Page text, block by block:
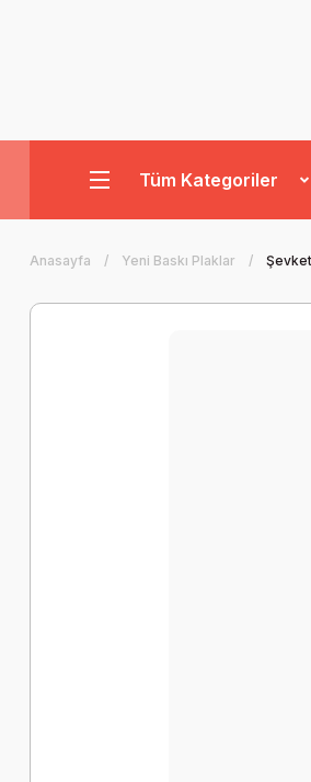
Tüm Kategoriler
Anasayfa Yeni Baskı Plaklar